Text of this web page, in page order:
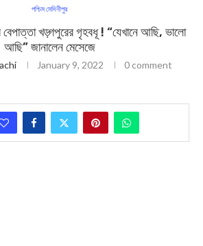
পশ্চিম মেদিনীপুর
খড়্গপুরের গৃহবধূ ! “যেখানে আছি, ভালো
আছি” জানালেন মেসেজে
January 9, 2022 0 comment